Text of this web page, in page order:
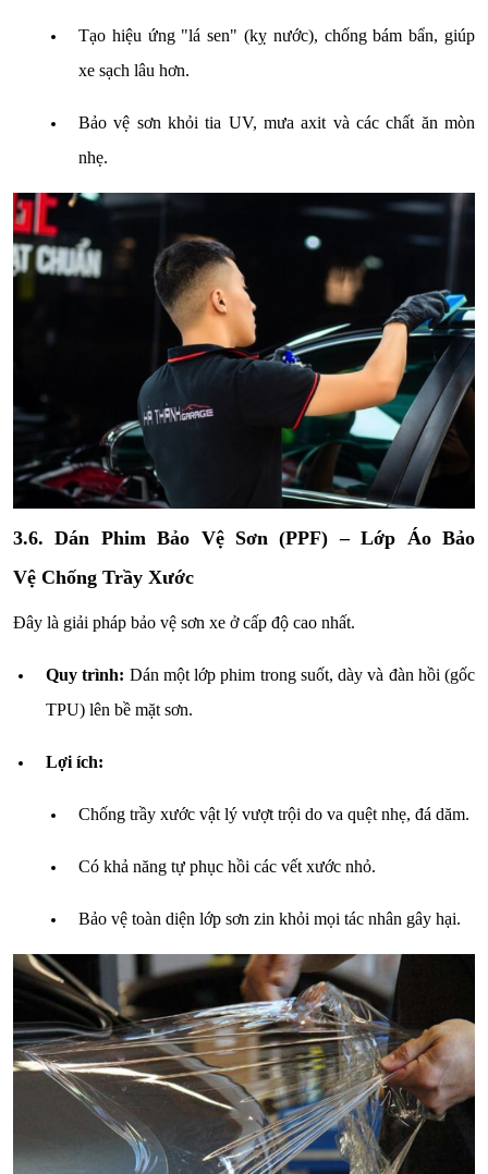
Tạo hiệu ứng "lá sen" (kỵ nước), chống bám bẩn, giúp
xe sạch lâu hơn.
Bảo vệ sơn khỏi tia UV, mưa axit và các chất ăn mòn
nhẹ.
3.6. Dán Phim Bảo Vệ Sơn (PPF) – Lớp Áo Bảo
Vệ Chống Trầy Xước
Đây là giải pháp bảo vệ sơn xe ở cấp độ cao nhất.
Quy trình: Dán một lớp phim trong suốt, dày và đàn hồi (gốc
TPU) lên bề mặt sơn.
Lợi ích:
Chống trầy xước vật lý vượt trội do va quệt nhẹ, đá dăm.
Có khả năng tự phục hồi các vết xước nhỏ.
Bảo vệ toàn diện lớp sơn zin khỏi mọi tác nhân gây hại.